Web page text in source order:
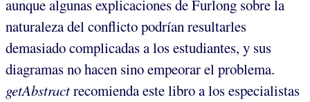
aunque algunas explicaciones de Furlong sobre la
naturaleza del conflicto podrían resultarles
demasiado complicadas a los estudiantes, y sus
diagramas no hacen sino empeorar el problema.
getAbstractrecomienda este libro a los especialistas